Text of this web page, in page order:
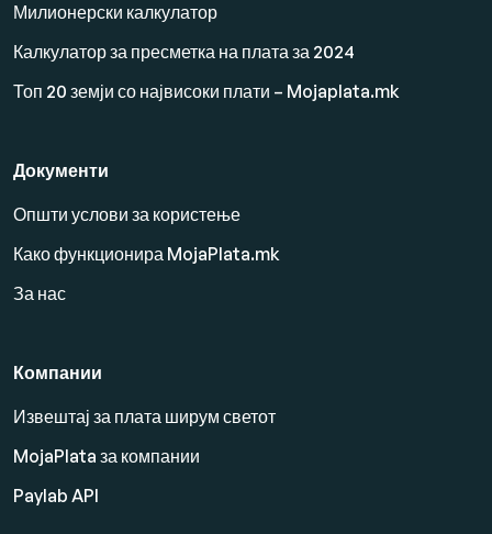
Милионерски калкулатор
Калкулатор за пресметка на плата за 2024
Топ 20 земји со највисоки плати – Mojaplata.mk
Документи
Општи услови за користење
Како функционира MojaPlata.mk
За нас
Компании
Извештај за плата ширум светот
MojaPlata за компании
Paylab API